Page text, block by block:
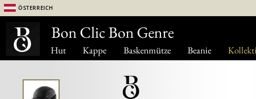
Hut Kappe Baskenmütze Beanie
Österreich
Bon Clic Bon Genre